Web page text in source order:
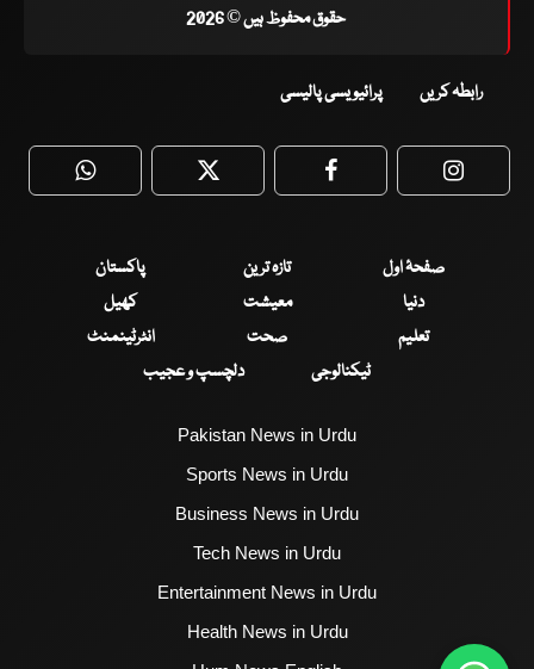
حقوق محفوظ ہیں © 2026
رابطہ کریں پرائیویسی پالیسی
WhatsApp Twitter Facebook
صفحۂ اول تازہ ترین
پاکستان
دنیا
معیشت
کھیل
تعلیم
صحت
انٹرٹینمنٹ
ٹیکنالوجی
دلچسپ و عجیب
Pakistan News in Urdu
Sports News in Urdu
Business News in Urdu
Tech News in Urdu
Entertainment News in Urdu
Health News in Urdu